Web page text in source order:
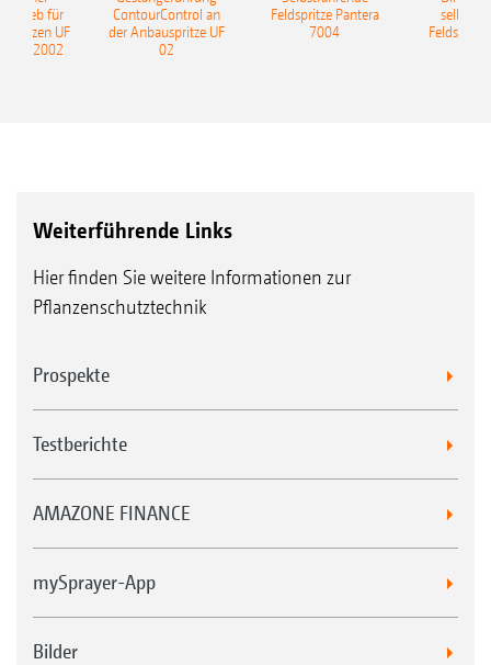
für
UF
UF 2002
ContourControl an
der Anbauspritze UF
02
Feldspritze Pantera
7004
Weiterführende Links
Hier finden Sie weitere Informationen zur
Pflanzenschutztechnik
Prospekte
Testberichte
AMAZONE FINANCE
mySprayer-App
Bilder